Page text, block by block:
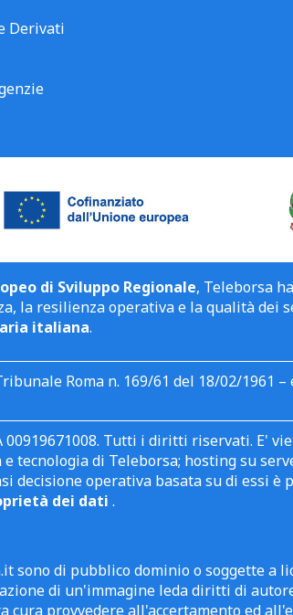
Derivati
di Sviluppo Regionale, Teleborsa
la resilienza operativa e la qualità
italiana.
Roma n. 169/61 del 18/02/1961 –
00919671008. Tutti i diritti riservati. E'
tecnologia di Teleborsa; hosting su
decisione operativa basata su di essi
dei dati .
sono di pubblico dominio o soggette a
di un'immagine leda diritti di
cura provvedere all'accertamento ed